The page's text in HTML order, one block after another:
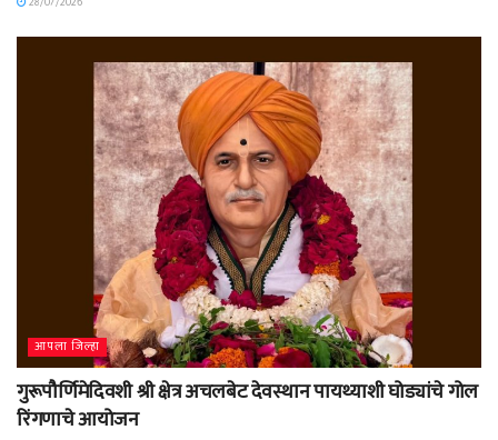
आपला जिल्हा
गुरूपौर्णिमेदिवशी श्री क्षेत्र अचलबेट देवस्थान पायथ्याशी घोड्यांचे गोल
रिंगणाचे आयोजन